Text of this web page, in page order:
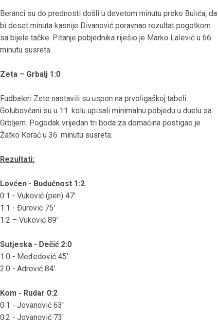
Beranci su do prednosti došli u devetom minutu preko Bulića, da
bi deset minuta kasnije Divanović poravnao rezultat pogotkom
sa bijele tačke. Pitanje pobjednika riješio je Marko Lalević u 66.
minutu susreta.
Zeta – Grbalj 1:0
Fudbaleri Zete nastavili su uspon na prvoligaškoj tabeli.
Golubovčani su u 11. kolu upisali minimalnu pobjedu u duelu sa
Grbljem. Pogodak vrijedan tri boda za domaćina postigao je
Žatko Korać u 36. minutu susreta.
Rezultati:
Lovćen - Budućnost 1:2
0:1 - Vuković (pen) 47'
1:1 - Đurović 75'
1:2 – Vuković 89'
Sutjeska - Dečić 2:0
1:0 - Međedović 45'
2:0 - Adrović 84'
Kom - Rudar 0:2
0:1 - Jovanović 63'
0:2 - Jovanović 73'